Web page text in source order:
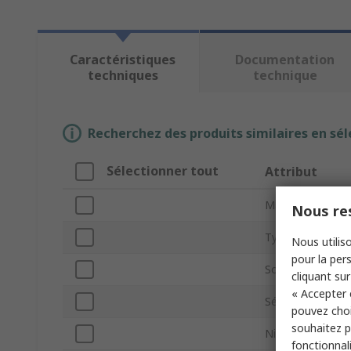
Caractéristiques
techniques
Documentation
technique
Recherchez des produits similaires en
Sélectionner tout Attribut
Marque
Type de produit
Sous type
Série
Niveau de son
Nous
Nous
pour la
cliquant sur
«
pouvez
souhaitez